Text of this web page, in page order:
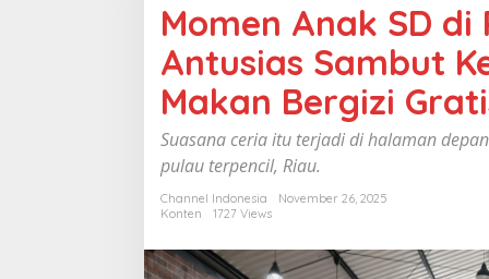
m
e
n
A
n
a
k
D
d
u
l
Momen Anak SD di
Antusias Sambut
Makan Bergizi
Suasana ceria itu terjadi di halaman
pulau terpencil, Riau.
Channel Indonesia
November 26, 2025
Konten
1727 Views